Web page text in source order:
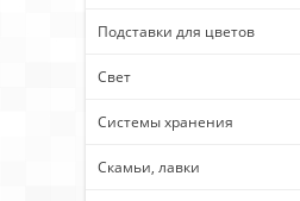
Подставки для цветов
Свет
Системы хранения
Скамьи, лавки